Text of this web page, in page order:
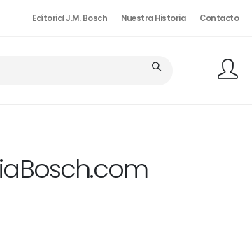
Editorial J.M. Bosch Nuestra Historia Contacto